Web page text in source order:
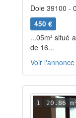
Dole 39100 - 0
450 €
...05m² situé
de 16...
Voir l'annonce
1 20.86